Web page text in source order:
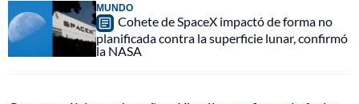
MUNDO
Cohete de SpaceX impactó de forma no
planificada contra la superficie lunar, confirmó
la NASA